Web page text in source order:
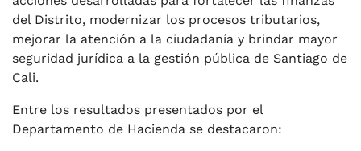
del Distrito, modernizar los procesos tributarios,
mejorar la atención a la ciudadanía y brindar mayor
seguridad jurídica a la gestión pública de Santiago de
Cali.
Entre los resultados presentados por el
Departamento de Hacienda se destacaron: